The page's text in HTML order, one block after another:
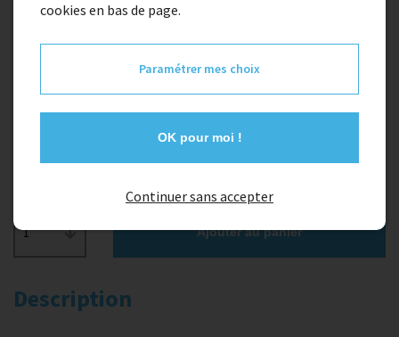
mousse epilatoire ozone
1 Ajouter au panier
Description
cookies en bas de page.
Paramétrer mes choix
OK pour moi !
Continuer sans accepter